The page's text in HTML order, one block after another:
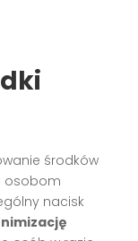
środków
osobom
nacisk